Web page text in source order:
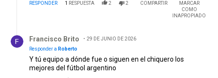
RESPONDER 1 RESPUESTA 2 2 COMPARTIR
MARCAR
COMO
INAPROPIADO
Francisco Brito
29 DE JUNIO DE 2026
Responder a Roberto
Y tú equipo a dónde fue o siguen en el chiquero los
mejores del fútbol argentino